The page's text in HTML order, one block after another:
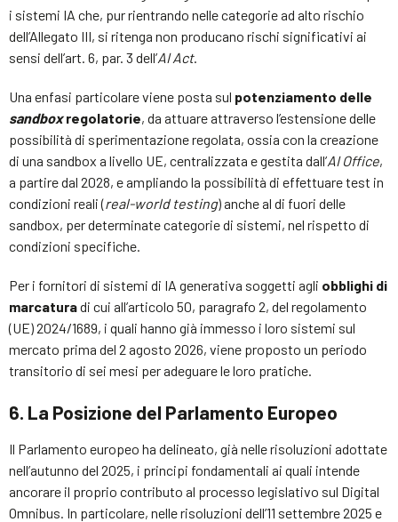
i sistemi IA che, pur rientrando nelle categorie ad alto rischio
dell’Allegato III, si ritenga non producano rischi significativi ai
sensi dell’art. 6, par. 3 dell’AI Act.
Una enfasi particolare viene posta sul potenziamento delle
sandboxregolatorie, da attuare attraverso l’estensione delle
possibilità di sperimentazione regolata, ossia con la creazione
di una sandbox a livello UE, centralizzata e gestita dall’AI Office,
a partire dal 2028, e ampliando la possibilità di effettuare test in
condizioni reali (real-world testing) anche al di fuori delle
sandbox, per determinate categorie di sistemi, nel rispetto di
condizioni specifiche.
Per i fornitori di sistemi di IA generativa soggetti agli obblighi di
marcaturadi cui all’articolo 50, paragrafo 2, del regolamento
(UE) 2024/1689, i quali hanno già immesso i loro sistemi sul
mercato prima del 2 agosto 2026, viene proposto un periodo
transitorio di sei mesi per adeguare le loro pratiche.
6. La Posizione del Parlamento Europeo
Il Parlamento europeo ha delineato, già nelle risoluzioni adottate
nell’autunno del 2025, i principi fondamentali ai quali intende
ancorare il proprio contributo al processo legislativo sul Digital
Omnibus. In particolare, nelle risoluzioni dell’11 settembre 2025 e